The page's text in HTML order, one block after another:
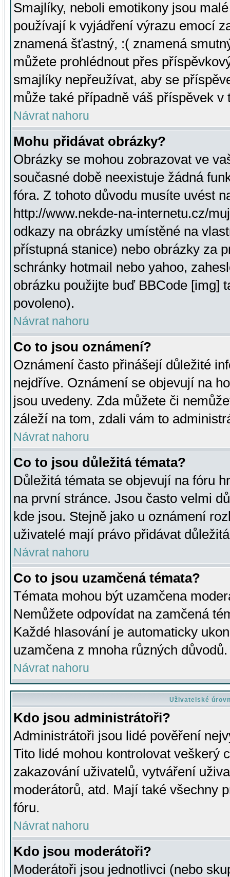
Smajlíky, neboli emotikony jsou
používají k vyjádření výrazu emocí
znamená šťastný, :( znamená
můžete prohlédnout přes
smajlíky nepřeužívat, aby se
může také případně váš příspěvek v
Návrat nahoru
Mohu přidávat obrázky?
Obrázky se mohou zobrazovat ve
současné době neexistuje žádná
fóra. Z tohoto důvodu musíte uvést
http://www.nekde-na-internetu.cz/
odkazy na obrázky umístěné na
přístupná stanice) nebo obrázky za
schránky hotmail nebo yahoo,
obrázku použijte buď BBCode [img]
povoleno).
Návrat nahoru
Co to jsou oznámení?
Oznámení často přinášejí důležité
nejdříve. Oznámení se objevují na
jsou uvedeny. Zda můžete či
záleží na tom, zdali vám to
Návrat nahoru
Co to jsou důležitá témata?
Důležitá témata se objevují na fóru
na první stránce. Jsou často velmi
kde jsou. Stejně jako u oznámení
uživatelé mají právo přidávat
Návrat nahoru
Co to jsou uzamčená témata?
Témata mohou být uzamčena
Nemůžete odpovídat na zamčená
Každé hlasování je automaticky
uzamčena z mnoha různých důvodů.
Návrat nahoru
Uživatelské
Kdo jsou administrátoři?
Administrátoři jsou lidé pověření
Tito lidé mohou kontrolovat veškerý
zakazování uživatelů, vytváření
moderátorů, atd. Mají také všechny
fóru.
Návrat nahoru
Kdo jsou moderátoři?
Moderátoři jsou jednotlivci (nebo